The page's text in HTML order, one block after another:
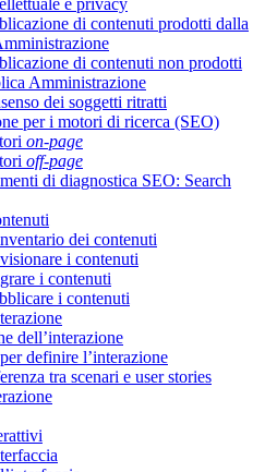
e privacy
di contenuti prodotti dalla
di contenuti non prodotti
Amministrazione
dei soggetti ritratti
per i motori di ricerca (SEO)
on-page
off-page
di diagnostica SEO: Search
dei contenuti
i contenuti
i contenuti
i contenuti
dell’interazione
definire l’interazione
tra scenari e user stories